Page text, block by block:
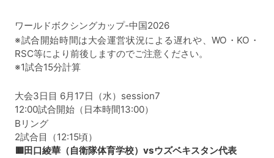
ワールドボクシングカップ-中国2026
※試合開始時間は大会運営状況による遅れや、WO・KO・
RSC等により前後しますのでご注意ください。
※1試合15分計算
大会3日目 6月17日（水）session7
12:00試合開始（日本時間13:00）
Bリング
2試合目（12:15頃）
🟥田口綾華（自衛隊体育学校）vsウズベキスタン代表